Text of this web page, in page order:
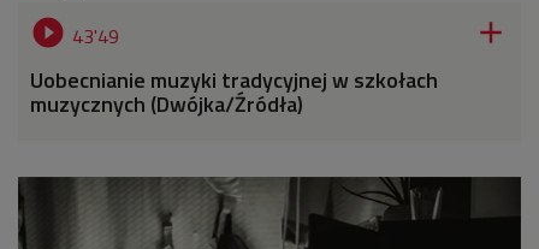
 43'49 
Uobecnianie muzyki tradycyjnej w szkołach
muzycznych (Dwójka/Źródła)